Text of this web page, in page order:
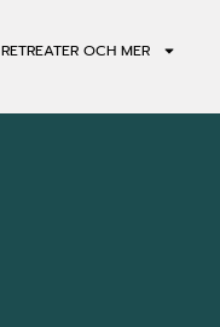
RETREATER OCH MER